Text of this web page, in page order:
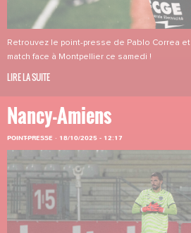
Retrouvez le point-presse de Pablo Correa
match face à Montpellier ce samedi !
LIRE LA SUITE
Nancy-Amiens
POINT-PRESSE · 18/10/2025 - 12:17